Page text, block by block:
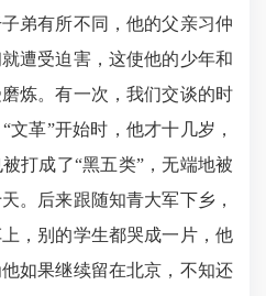
弟有所不同，他的父亲习仲
遭受迫害，这使他的少年和
炼。有一次，我们交谈的时
革”开始时，他才十几岁，
打成了“黑五类”，无端地被
。后来跟随知青大军下乡，
，别的学生都哭成一片，他
如果继续留在北京，不知还